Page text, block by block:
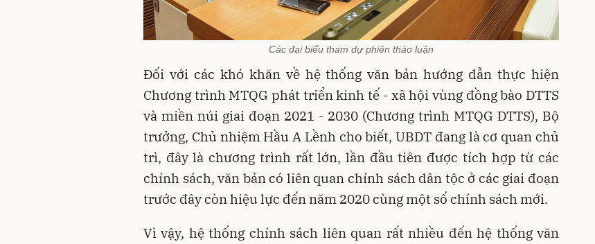
Các đại biểu tham dự phiên thảo luận
Đối với các khó khăn về hệ thống văn bản hướng dẫn thực hiện
Chương trình MTQG phát triển kinh tế - xã hội vùng đồng bào DTTS
và miền núi giai đoạn 2021 - 2030 (Chương trình MTQG DTTS), Bộ
trưởng, Chủ nhiệm Hầu A Lềnh cho biết, UBDT đang là cơ quan chủ
trì, đây là chương trình rất lớn, lần đầu tiên được tích hợp từ các
chính sách, văn bản có liên quan chính sách dân tộc ở các giai đoạn
trước đây còn hiệu lực đến năm 2020 cùng một số chính sách mới.
Vì vậy, hệ thống chính sách liên quan rất nhiều đến hệ thống văn